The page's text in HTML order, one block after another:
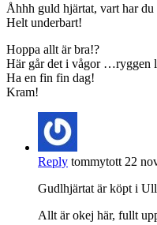
Åhhh guld hjärtat, vart har du
Helt underbart!
Hoppa allt är bra!?
Här går det i vågor …ryggen
Ha en fin fin dag!
Kram!
Reply tommytott 22
Gudlhjärtat är köpt i
Allt är okej här, fullt